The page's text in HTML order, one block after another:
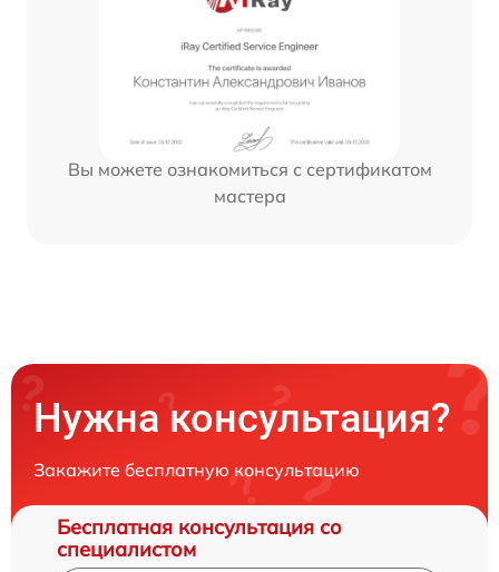
Вы можете ознакомиться с сертификатом
мастера
Нужна консультация?
Закажите бесплатную консультацию
Бесплатная консультация со
специалистом